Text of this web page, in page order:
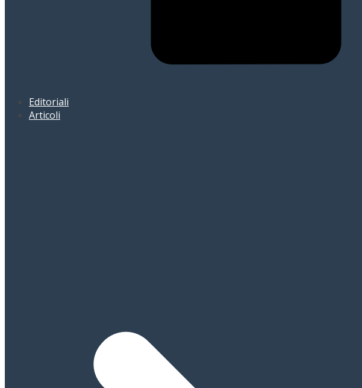
Editoriali
Articoli